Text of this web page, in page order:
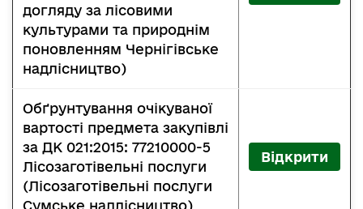
догляду за лісовими
культурами та природнім
поновленням Чернігівське
надлісництво)
Обґрунтування очікуваної
вартості предмета закупівлі
за ДК 021:2015: 77210000-5
Лісозаготівельні послуги
(Лісозаготівельні послуги
Сумське надлісництво)
Відкрити